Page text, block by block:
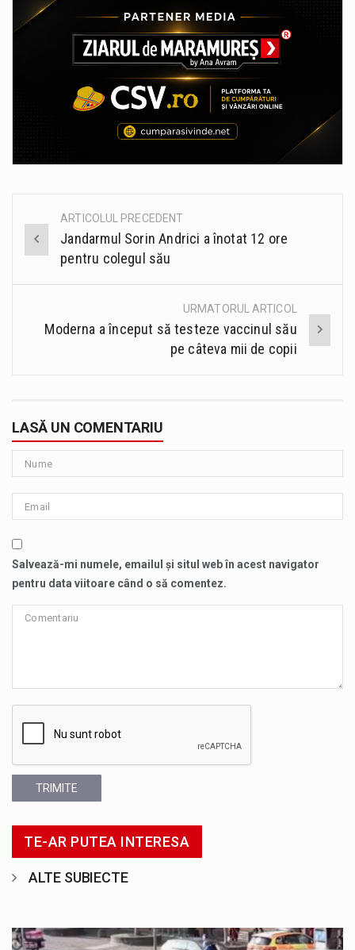
Post
navigation
ARTICOLUL PRECEDENT
Jandarmul Sorin Andrici a înotat 12 ore
pentru colegul său
URMATORUL ARTICOL
Moderna a început să testeze vaccinul său
pe câteva mii de copii
LASĂ UN COMENTARIU
Salvează-mi numele, emailul și situl web în acest navigator
pentru data viitoare când o să comentez.
TRIMITE
TE-AR PUTEA INTERESA
ALTE SUBIECTE